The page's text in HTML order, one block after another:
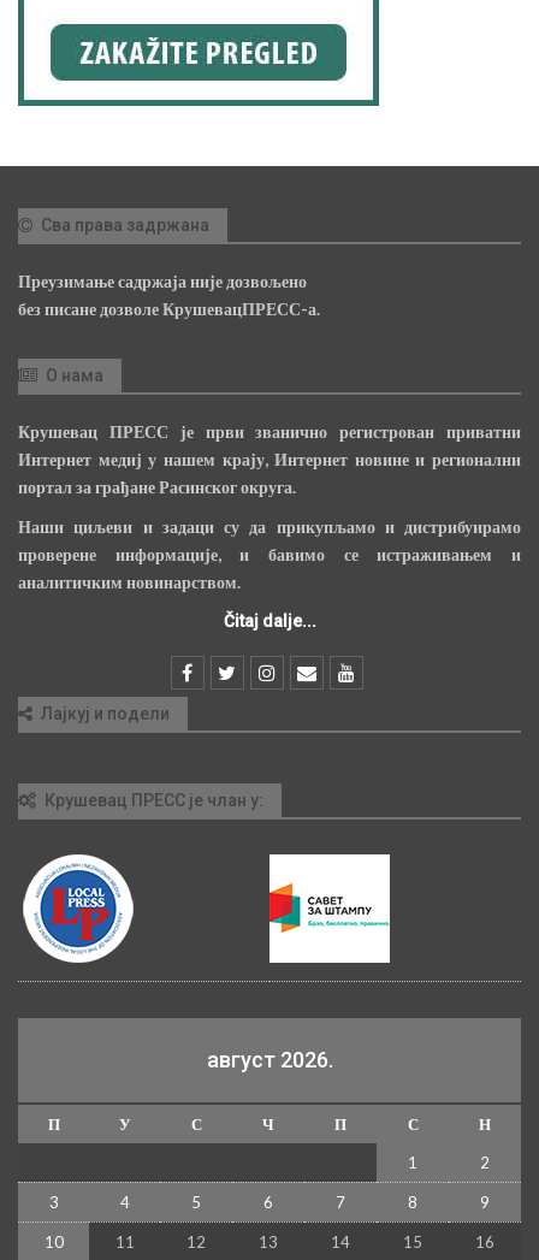
Сва права задржана
Преузимање садржаја није дозвољено
без писане дозволе КрушевацПРЕСС-а.
О нама
Крушевац ПРЕСС је први званично регистрован приватни
Интернет медиј у нашем крају, Интернет новине и регионални
портал за грађане Расинског округа.
Наши циљеви и задаци су да прикупљамо и дистрибуирамо
проверене информације, и бавимо се истраживањем и
аналитичким новинарством.
Čitaj dalje...
Лајкуј и подели
Крушевац ПРЕСС је члан у:
август 2026.
П У С Ч П С
Н
1
2
3 4 5 6 7 8 9
10 11 12 13 14 15 16